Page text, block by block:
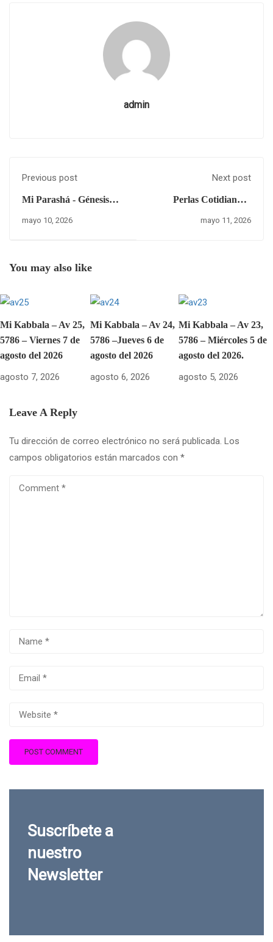
admin
Previous post
Mi Parashá - Génesis
mayo 10, 2026
Next post
Perlas Cotidianas -
mayo 11, 2026
You may also like
Mi Kabbala – Av 25,
5786 – Viernes 7 de
agosto del 2026
agosto 7, 2026
Mi Kabbala – Av 24,
5786 –Jueves 6 de
agosto del 2026
agosto 6, 2026
Mi Kabbala – Av 23,
5786 – Miércoles 5 de
agosto del 2026.
agosto 5, 2026
Leave A Reply
Tu dirección de correo electrónico no será publicada. Los
campos obligatorios están marcados con *
Suscríbete a
nuestro
Newsletter